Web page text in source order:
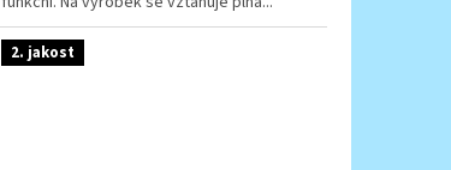
2. jakost